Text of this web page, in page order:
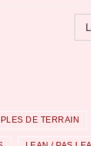
DE TERRAIN